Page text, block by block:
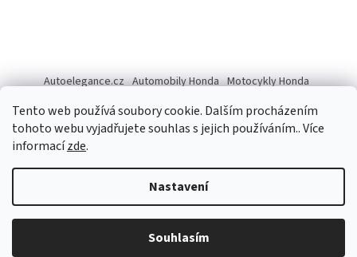
Tento web používá soubory cookie. Dalším procházením
tohoto webu vyjadřujete souhlas s jejich používáním.. Více
informacízde.
Nastavení
Souhlasím
Autoelegance.cz Automobily Honda Motocykly Honda
Copyright 2026Autoelegance Brno s.r.o.. Všechna práva
vyhrazena.